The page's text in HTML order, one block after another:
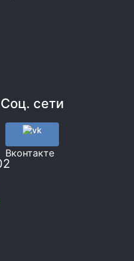
Соц. сети
Вконтакте